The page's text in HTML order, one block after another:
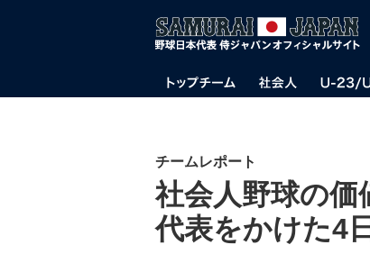
チームレポート
社会人野球の価
代表をかけた4